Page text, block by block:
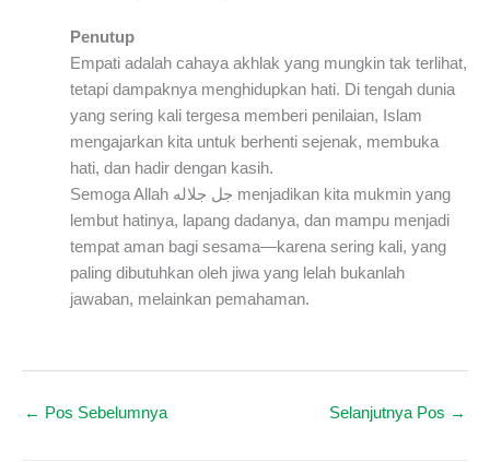
Penutup
Empati adalah cahaya akhlak yang mungkin tak terlihat,
tetapi dampaknya menghidupkan hati. Di tengah dunia
yang sering kali tergesa memberi penilaian, Islam
mengajarkan kita untuk berhenti sejenak, membuka
hati, dan hadir dengan kasih.
Semoga Allah جل جلاله menjadikan kita mukmin yang
lembut hatinya, lapang dadanya, dan mampu menjadi
tempat aman bagi sesama—karena sering kali, yang
paling dibutuhkan oleh jiwa yang lelah bukanlah
jawaban, melainkan pemahaman.
← Pos Sebelumnya Selanjutnya Pos →